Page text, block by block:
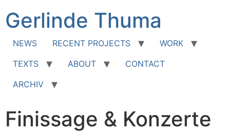
Inhalt
springen
Gerlinde Thuma
NEWS RECENT PROJECTS
WORK
TEXTS
ABOUT
CONTACT
ARCHIV
Finissage & Konzerte